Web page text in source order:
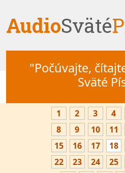
AudioSväté
"Počúvajte,
Sväté
1 2 3 4
8
9 10 11
15
16 17 18
22
23 24 25